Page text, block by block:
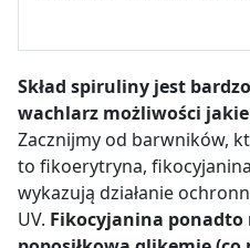
Skład spiruliny jest
wachlarz możliwości
Zacznijmy od barwników,
to fikoerytryna,
wykazują działanie
UV. Fikocyjanina ponadto